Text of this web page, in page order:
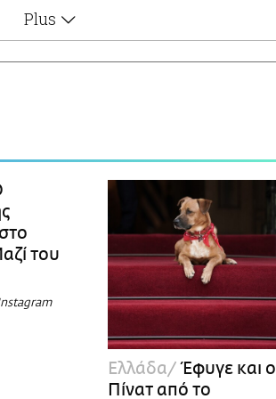
Plus
Lgbtqi+
Επιλογές
του
Ελλάδα Έφυγε και ο
Πίνατ από το